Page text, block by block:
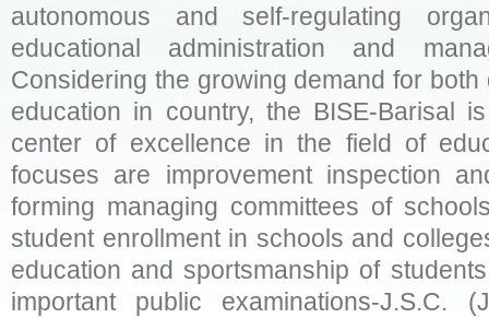
autonomous and self-regulating
educational administration and
Considering the growing demand for
education in country, the BISE-Barisal
center of excellence in the field of
focuses are improvement inspection
forming managing committees of
student enrollment in schools and
education and sportsmanship of
important public examinations-J.S.C.